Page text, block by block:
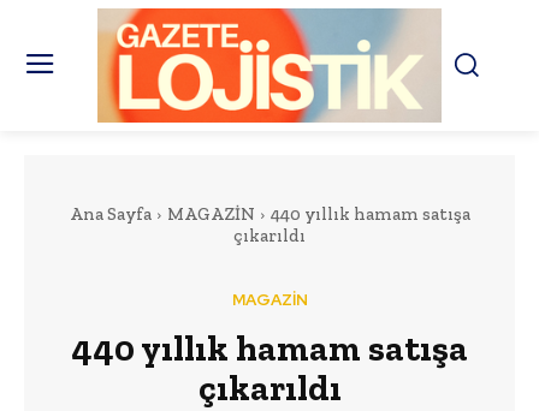
Ana Sayfa MAGAZİN
440 yıllık hamam satışa
çıkarıldı
MAGAZİN
440 yıllık hamam satışa
çıkarıldı